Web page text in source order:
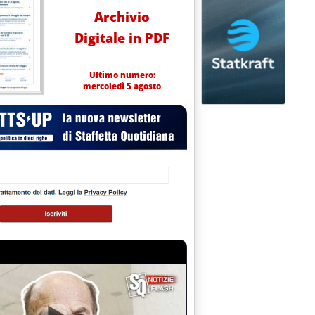
Archivio
Digitale in PDF
Ultimo numero:
mercoledì 5 agosto